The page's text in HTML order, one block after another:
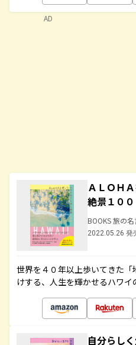
ＡＬＯＨ
絶景１００
BOOKS 旅の
2022.05.26 発
世界を４０年以上歩いてきた
けする、人生を輝かせるハワ
自分らし
AD